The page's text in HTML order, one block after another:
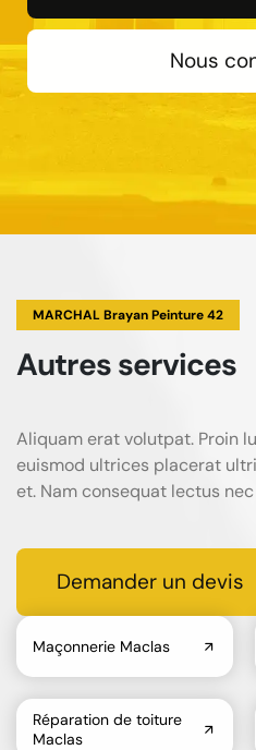
Nous
MARCHAL Brayan Peinture 42
Autres services
Aliquam erat volutpat. Proin
euismod ultrices placerat
et. Nam consequat lectus
Demander un devis
Maçonnerie Maclas
Réparation de toiture
Maclas